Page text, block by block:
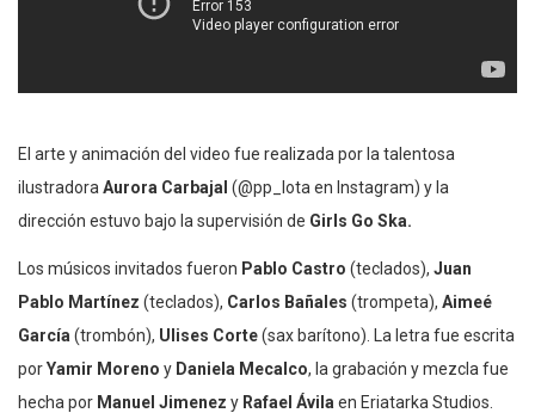
El arte y animación del video fue realizada por la talentosa
ilustradora Aurora Carbajal (@pp_lota en Instagram) y la
dirección estuvo bajo la supervisión de Girls Go Ska.
Los músicos invitados fueron Pablo Castro (teclados), Juan
Pablo Martínez (teclados), Carlos Bañales (trompeta), Aimeé
García (trombón), Ulises Corte(sax barítono). La letra fue escrita
porYamir Moreno y Daniela Mecalco, la grabación y mezcla fue
hecha por Manuel Jimenez y Rafael Ávila en Eriatarka Studios.